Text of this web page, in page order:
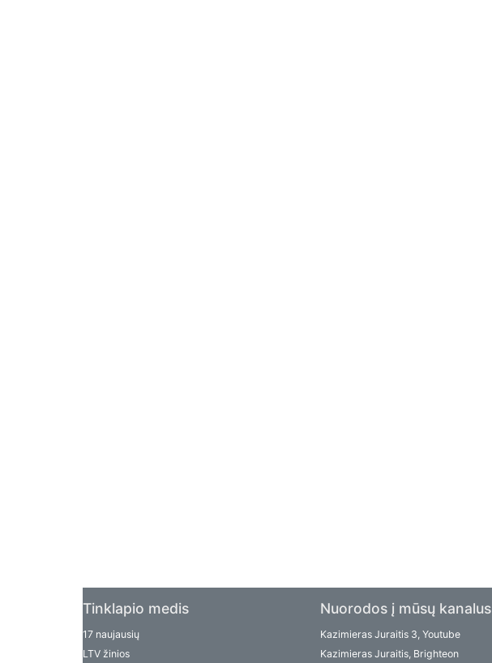
Tinklapio medis
17 naujausių
LTV žinios
Nuorodos į mūsų kanalus
Kazimieras Juraitis 3, Youtube
Kazimieras Juraitis, Brighteon